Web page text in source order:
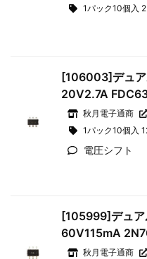
1パック10個入
[106003]デュ
20V2.7A
秋月電子通商
1パック10個入
電圧シフト
[105999]デュ
60V115mA
秋月電子通商